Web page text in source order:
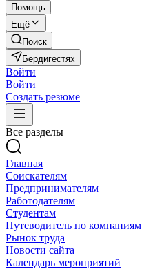
Помощь
Ещё
Поиск
Бердигестях
Войти
Войти
Создать резюме
Все разделы
Главная
Соискателям
Предпринимателям
Работодателям
Студентам
Путеводитель по компаниям
Рынок труда
Новости сайта
Календарь мероприятий